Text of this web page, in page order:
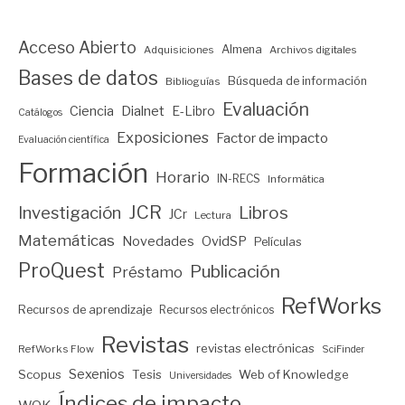
Acceso Abierto Adquisiciones Almena Archivos digitales
Bases de datos Biblioguías Búsqueda de información
Catálogos Ciencia Dialnet E-Libro Evaluación
Evaluación científica Exposiciones Factor de impacto
Formación Horario IN-RECS Informática
Investigación JCR JCr Lectura Libros
Matemáticas Novedades OvidSP Películas
ProQuest Préstamo Publicación
Recursos de aprendizaje Recursos electrónicos RefWorks
RefWorks Flow Revistas revistas electrónicas SciFinder
Scopus Sexenios Tesis Universidades Web of Knowledge